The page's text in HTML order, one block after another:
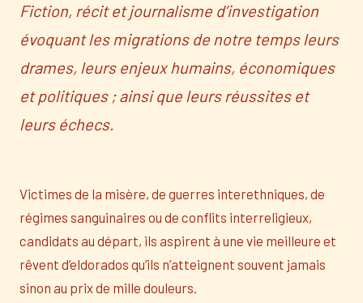
Fiction, récit et journalisme d’investigation
évoquant les migrations de notre temps leurs
drames, leurs enjeux humains, économiques
et politiques ; ainsi que leurs réussites et
leurs échecs.
Victimes de la misère, de guerres interethniques, de
régimes sanguinaires ou de conflits interreligieux,
candidats au départ, ils aspirent à une vie meilleure et
rêvent d’eldorados qu’ils n’atteignent souvent jamais
sinon au prix de mille douleurs.